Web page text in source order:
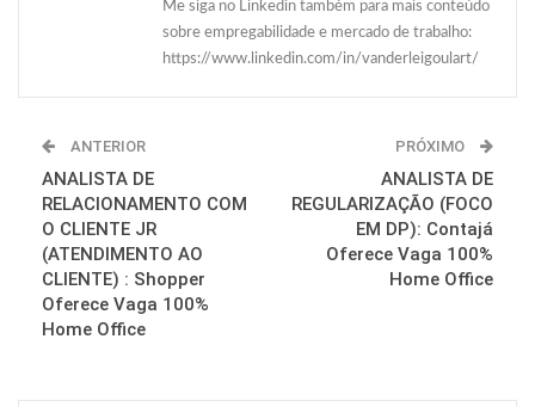
Me siga no Linkedin também para mais conteúdo
sobre empregabilidade e mercado de trabalho:
https://www.linkedin.com/in/vanderleigoulart/
ANTERIOR
ANALISTA DE
RELACIONAMENTO COM
O CLIENTE JR
(ATENDIMENTO AO
CLIENTE) : Shopper
Oferece Vaga 100%
Home Office
PRÓXIMO
ANALISTA DE
REGULARIZAÇÃO (FOCO
EM DP): Contajá
Oferece Vaga 100%
Home Office